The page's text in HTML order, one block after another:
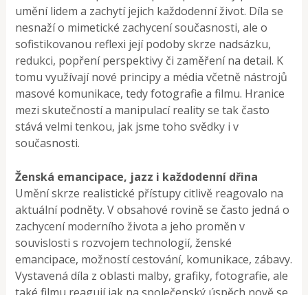
umění lidem a zachytí jejich každodenní život. Díla se
nesnaží o mimetické zachycení současnosti, ale o
sofistikovanou reflexi její podoby skrze nadsázku,
redukci, popření perspektivy či zaměření na detail. K
tomu využívají nové principy a média včetně nástrojů
masové komunikace, tedy fotografie a filmu. Hranice
mezi skutečností a manipulací reality se tak často
stává velmi tenkou, jak jsme toho svědky i v
současnosti.
Ženská emancipace, jazz i každodenní dřina
Umění skrze realistické přístupy citlivě reagovalo na
aktuální podněty. V obsahové rovině se často jedná o
zachycení moderního života a jeho proměn v
souvislosti s rozvojem technologií, ženské
emancipace, možností cestování, komunikace, zábavy.
Vystavená díla z oblasti malby, grafiky, fotografie, ale